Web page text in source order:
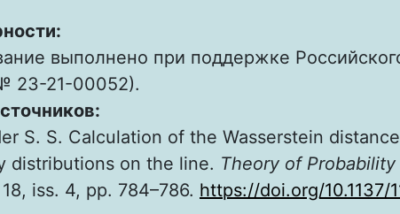
выполнено при поддержке
23-21-00052).
S. S. Calculation of the Wasserstein
distributions on the line. Theory of
iss. 4, pp. 784–786. https://doi.org/10.1137/